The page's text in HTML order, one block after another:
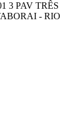
3 PAV TRÊS
- RIO